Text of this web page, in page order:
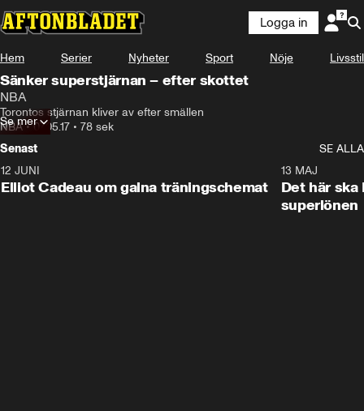
Logga in
Hem Serier Nyheter Sport Nöje Livsstil
Sänker superstjärnan – efter skottet
NBA
Torontos stjärnan kliver av efter smällen
NBA•07.05.17 • 78 sek
Se mer
Senast
SE ALLA
12 JUNI
Elliot Cadeau om galna träningschemat
13 MAJ
Det här
superlönen